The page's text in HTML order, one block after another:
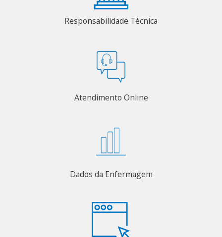
Responsabilidade Técnica
Atendimento Online
Dados da Enfermagem